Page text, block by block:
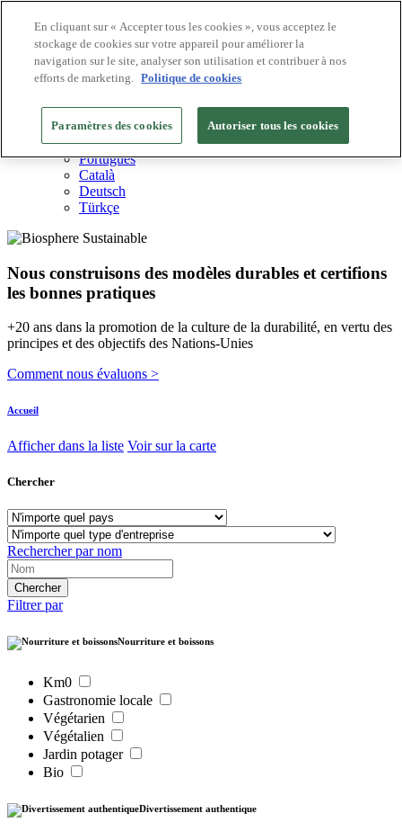
Destinations Biosphere
Entreprises Biosphere
Comment nous valorisons
FR
English
Español
Português
Català
Deutsch
Türkçe
Nous construisons des modèles durables et certifions
les bonnes pratiques
+20 ans dans la promotion de la culture de la durabilité, en vertu des
principes et des objectifs des Nations-Unies
Comment nous évaluons >
Accueil
Afficher dans la liste Voir sur la carte
Chercher
Rechercher par nom
Filtrer par
Nourriture et boissons
Km0
Gastronomie locale
Végétarien
Végétalien
Jardin potager
Bio
Divertissement authentique
En cliquant sur « Accepter tous les cookies », vous acceptez le
stockage de cookies sur votre appareil pour améliorer la
navigation sur le site, analyser son utilisation et contribuer à nos
efforts de marketing. Politique de cookies
Paramètres des cookies Autoriser tous les cookies